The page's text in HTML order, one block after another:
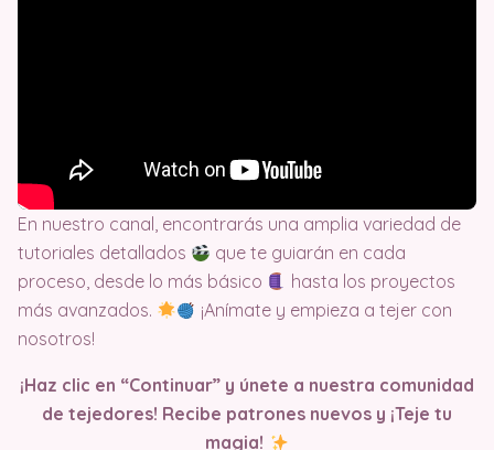
En nuestro canal, encontrarás una amplia variedad de
tutoriales detallados
que te guiarán en cada
proceso, desde lo más básico
hasta los proyectos
más avanzados.
¡Anímate y empieza a tejer con
nosotros!
¡Haz clic en “Continuar” y únete a nuestra comunidad
de tejedores! Recibe patrones nuevos y ¡Teje tu
magia!